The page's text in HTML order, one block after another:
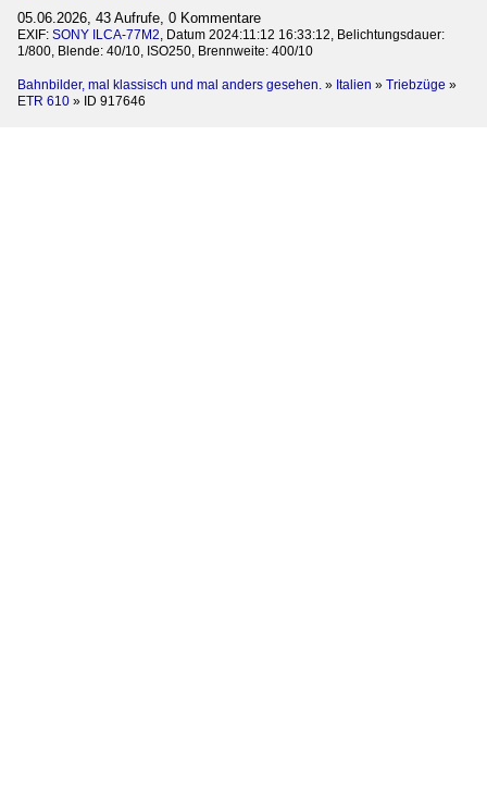
05.06.2026, 43 Aufrufe, 0 Kommentare
EXIF: SONY ILCA-77M2 , Datum 2024:11:12 16:33:12, Belichtungsdauer:
1/800, Blende: 40/10, ISO250, Brennweite: 400/10
Bahnbilder, mal klassisch und mal anders gesehen. » Italien » Triebzüge »
ETR 610 » ID 917646